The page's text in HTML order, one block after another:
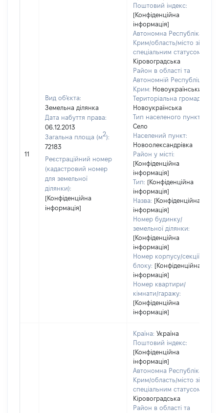
11
Вид об'єкта:
Земельна ділянка
Дата набуття права:
06.12.2013
Загальна площа (м2):
72183
Реєстраційний номер
(кадастровий номер
для земельної
ділянки):
[Конфіденційна
інформація]
Поштовий індекс:
[Конфіденційна
інформація]
Автономна Республіка
Крим/область/місто зі
спеціальним статусом:
Кіровоградська
Район в області та
Автономній Республіці
Крим: Новоукраїнський
Територіальна громада:
Новоукраїнська
Тип населеного пункту:
Село
Населений пункт:
Новоолександрівка
Район у місті:
[Конфіденційна
інформація]
Тип: [Конфіденційна
інформація]
Назва: [Конфіденційна
інформація]
Номер будинку/
земельної ділянки:
[Конфіденційна
інформація]
Номер корпусу/секції/
блоку: [Конфіденційна
інформація]
Номер квартири/
кімнати/гаражу:
[Конфіденційна
інформація]
Країна: Україна
Поштовий індекс:
[Конфіденційна
інформація]
Автономна Республіка
Крим/область/місто зі
спеціальним статусом:
Кіровоградська
Район в області та